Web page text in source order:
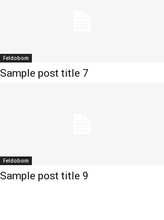
Feldobom
Sample post title 7
Feldobom
Sample post title 9